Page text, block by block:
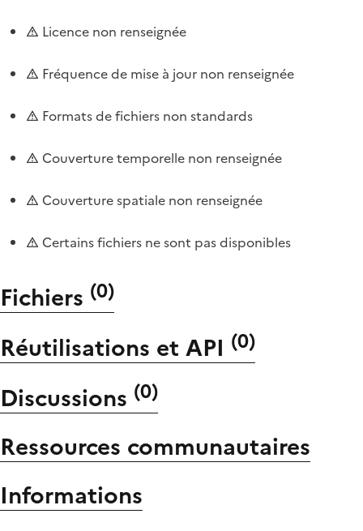
Licence non renseignée
Fréquence de mise à jour non renseignée
Formats de fichiers non standards
Couverture temporelle non renseignée
Couverture spatiale non renseignée
Certains fichiers ne sont pas disponibles
Fichiers (0)
Réutilisations et API (0)
Discussions (0)
Ressources communautaires
Informations